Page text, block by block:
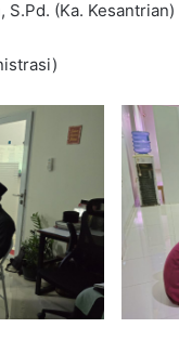
S.Pd. (Ka. Kesantrian)